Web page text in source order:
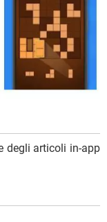
degli articoli in-app